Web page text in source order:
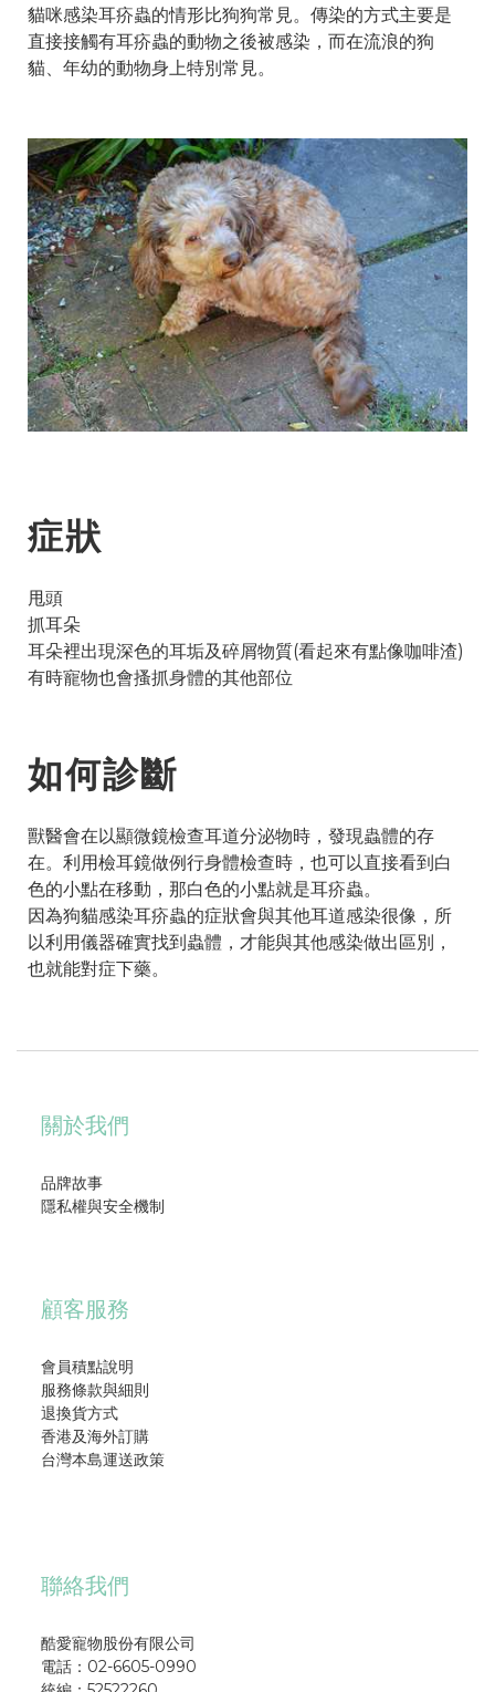
貓咪感染耳疥蟲的情形比狗狗常見。傳染的方式主要是
直接接觸有耳疥蟲的動物之後被感染，而在流浪的狗
貓、年幼的動物身上特別常見。
症狀
甩頭
抓耳朵
耳朵裡出現深色的耳垢及碎屑物質(看起來有點像咖啡渣)
有時寵物也會搔抓身體的其他部位
如何診斷
獸醫會在以顯微鏡檢查耳道分泌物時，發現蟲體的存
在。利用檢耳鏡做例行身體檢查時，也可以直接看到白
色的小點在移動，那白色的小點就是耳疥蟲。
因為狗貓感染耳疥蟲的症狀會與其他耳道感染很像，所
以利用儀器確實找到蟲體，才能與其他感染做出區別，
也就能對症下藥。
關於我們
品牌故事
隱私權與安全機制
顧客服務
會員積點說明
服務條款與細則
退換貨方式
香港及海外訂購
台灣本島運送政策
聯絡我們
酷愛寵物股份有限公司
電話：02-6605-0990